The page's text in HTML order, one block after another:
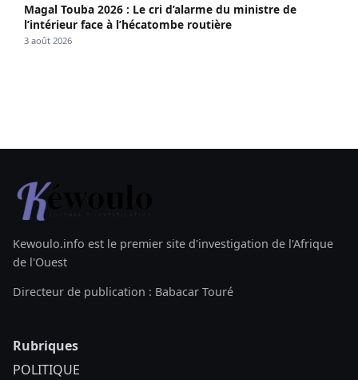
Magal Touba 2026 : Le cri d’alarme du ministre de
l’intérieur face à l’hécatombe routière
3 août 2026
Kewoulo.info est le premier site d'investigation de l'Afrique
de l'Ouest
Directeur de publication : Babacar Touré
Rubriques
POLITIQUE